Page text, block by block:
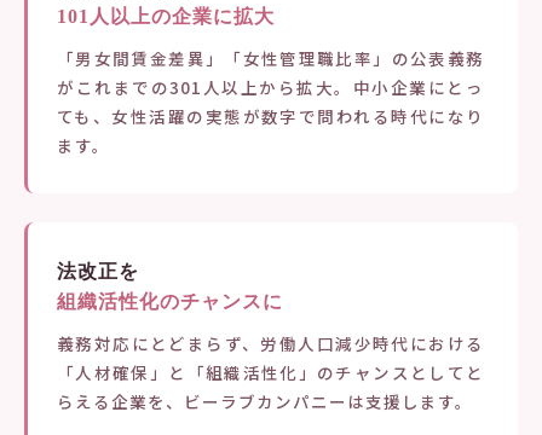
101人以上の企業に拡大
「男女間賃金差異」「女性管理職比率」の公表義務
がこれまでの301人以上から拡大。中小企業にとっ
ても、女性活躍の実態が数字で問われる時代になり
ます。
法改正を
組織活性化のチャンスに
義務対応にとどまらず、労働人口減少時代における
「人材確保」と「組織活性化」のチャンスとしてと
らえる企業を、ビーラブカンパニーは支援します。